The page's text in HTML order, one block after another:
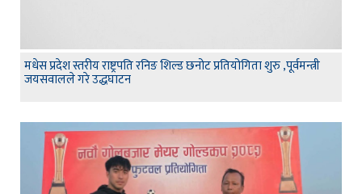
मधेस प्रदेश स्तरीय राष्ट्रपति रनिङ शिल्ड छनोट प्रतियोगिता शुरु ,पूर्वमन्त्री
जयसवालले गरे उद्धघाटन